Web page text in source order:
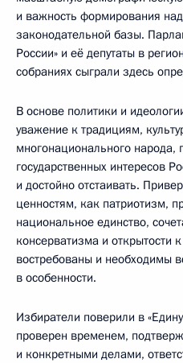
и важность формирования
законодательной базы.
России» и её депутаты в
собраниях сыграли здесь
В основе политики и
уважение к традициям,
многонационального народа,
государственных интересов
и достойно отстаивать.
ценностям, как патриотизм,
национальное единство,
консерватизма и открытости
востребованы и необходимы
в особенности.
Избиратели поверили в
проверен временем,
и конкретными делами,